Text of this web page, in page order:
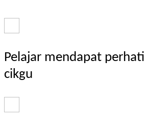
Pelajar mendapat
cikgu